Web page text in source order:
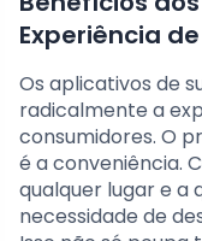
Experiência
Os aplicativos de
radicalmente a
consumidores. O
é a conveniência.
qualquer lugar e a
necessidade de